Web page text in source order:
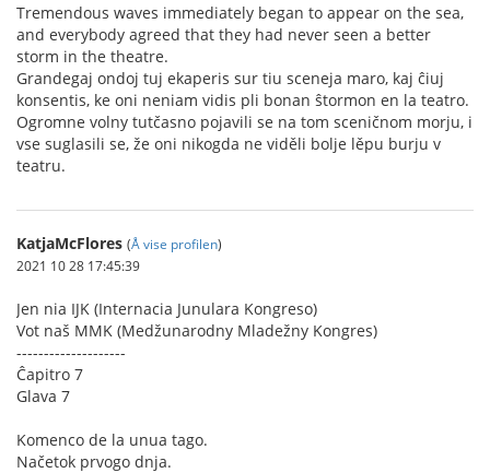
Tremendous waves immediately began to appear on the sea,
and everybody agreed that they had never seen a better
storm in the theatre.
Grandegaj ondoj tuj ekaperis sur tiu sceneja maro, kaj ĉiuj
konsentis, ke oni neniam vidis pli bonan ŝtormon en la teatro.
Ogromne volny tutčasno pojavili se na tom sceničnom morju, i
vse suglasili se, že oni nikogda ne viděli bolje lěpu burju v
teatru.
KatjaMcFlores (Å vise profilen)
2021 10 28 17:45:39
Jen nia IJK (Internacia Junulara Kongreso)
Vot naš MMK (Medžunarodny Mladežny Kongres)
--------------------
Ĉapitro 7
Glava 7
Komenco de la unua tago.
Načetok prvogo dnja.